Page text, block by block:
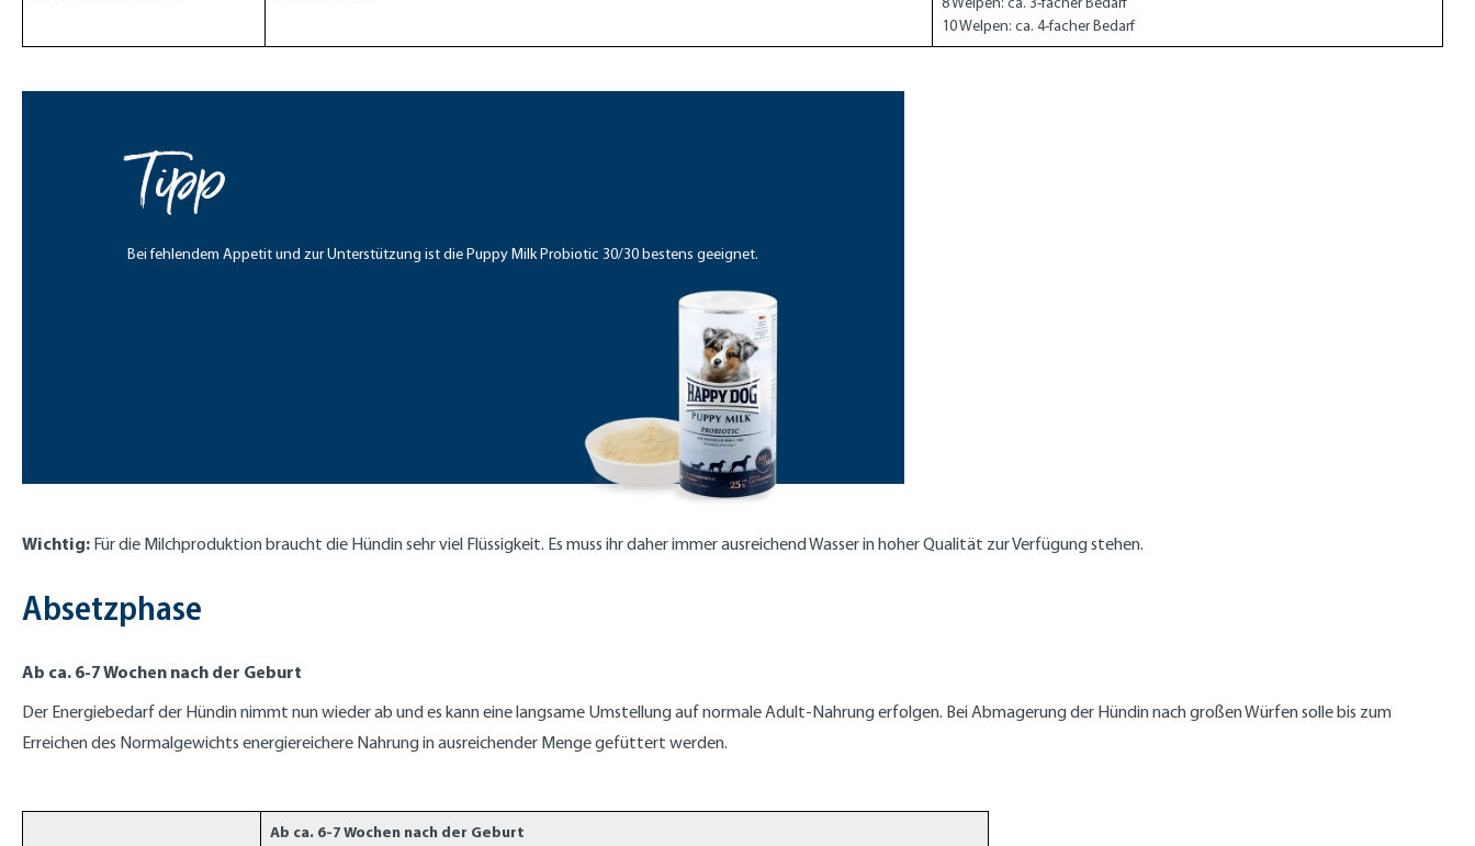
10 Welpen: ca. 4-facher Bedarf
Tipp
Bei fehlendem Appetit und zur Unterstützung ist die Puppy Milk Probiotic 30/30 bestens geeignet.
Wichtig: Für die Milchproduktion braucht die Hündin sehr viel Flüssigkeit. Es muss ihr daher immer ausreichend Wasser in hoher Qualität zur Verfügung stehen.
Absetzphase
Ab ca. 6-7 Wochen nach der Geburt
Der Energiebedarf der Hündin nimmt nun wieder ab und es kann eine langsame Umstellung auf normale Adult-Nahrung erfolgen. Bei Abmagerung der Hündin nach großen Würfen solle bis zum
Erreichen des Normalgewichts energiereichere Nahrung in ausreichender Menge gefüttert werden.
Ab ca. 6-7 Wochen nach der Geburt